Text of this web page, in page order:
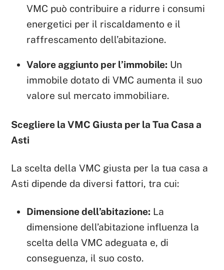
VMC può contribuire a ridurre i consumi
energetici per il riscaldamento e il
raffrescamento dell’abitazione.
Valore aggiunto per l’immobile: Un
immobile dotato di VMC aumenta il suo
valore sul mercato immobiliare.
Scegliere la VMC Giusta per la Tua Casa a
Asti
La scelta della VMC giusta per la tua casa a
Asti dipende da diversi fattori, tra cui:
Dimensione dell’abitazione: La
dimensione dell’abitazione influenza la
scelta della VMC adeguata e, di
conseguenza, il suo costo.